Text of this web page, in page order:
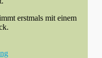
erstmals mit einem